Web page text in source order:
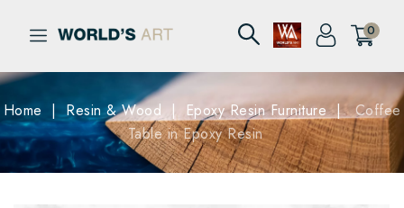
0
Home Resin & Wood Epoxy Resin Furniture
Coffee
Table in Epoxy Resin